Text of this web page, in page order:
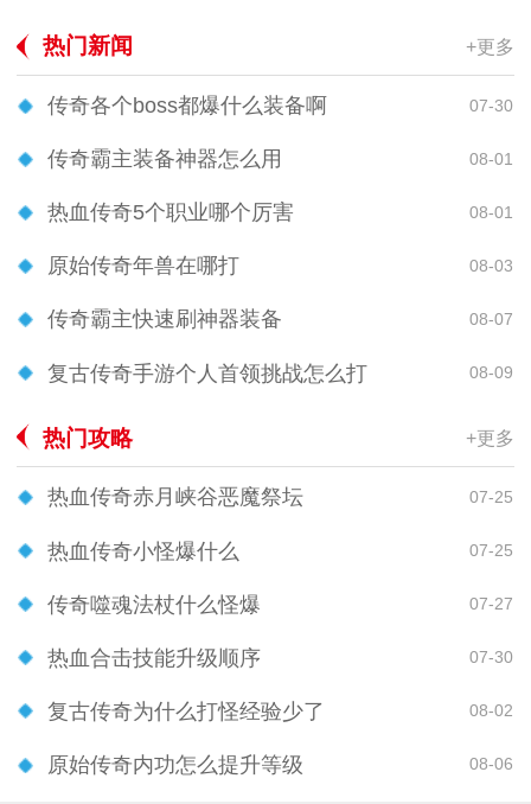
热门新闻 +更多
传奇各个boss都爆什么装备啊 07-30
传奇霸主装备神器怎么用 08-01
热血传奇5个职业哪个厉害 08-01
原始传奇年兽在哪打 08-03
传奇霸主快速刷神器装备 08-07
复古传奇手游个人首领挑战怎么打 08-09
热门攻略 +更多
热血传奇赤月峡谷恶魔祭坛 07-25
热血传奇小怪爆什么 07-25
传奇噬魂法杖什么怪爆 07-27
热血合击技能升级顺序 07-30
复古传奇为什么打怪经验少了 08-02
原始传奇内功怎么提升等级 08-06